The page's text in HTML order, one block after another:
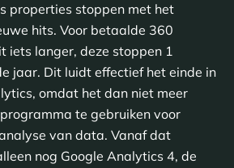
properties stoppen met het
hits. Voor betaalde 360
iets langer, deze stoppen 1
jaar. Dit luidt effectief het einde in
omdat het dan niet meer
te gebruiken voor
van data. Vanaf dat
nog Google Analytics 4, de